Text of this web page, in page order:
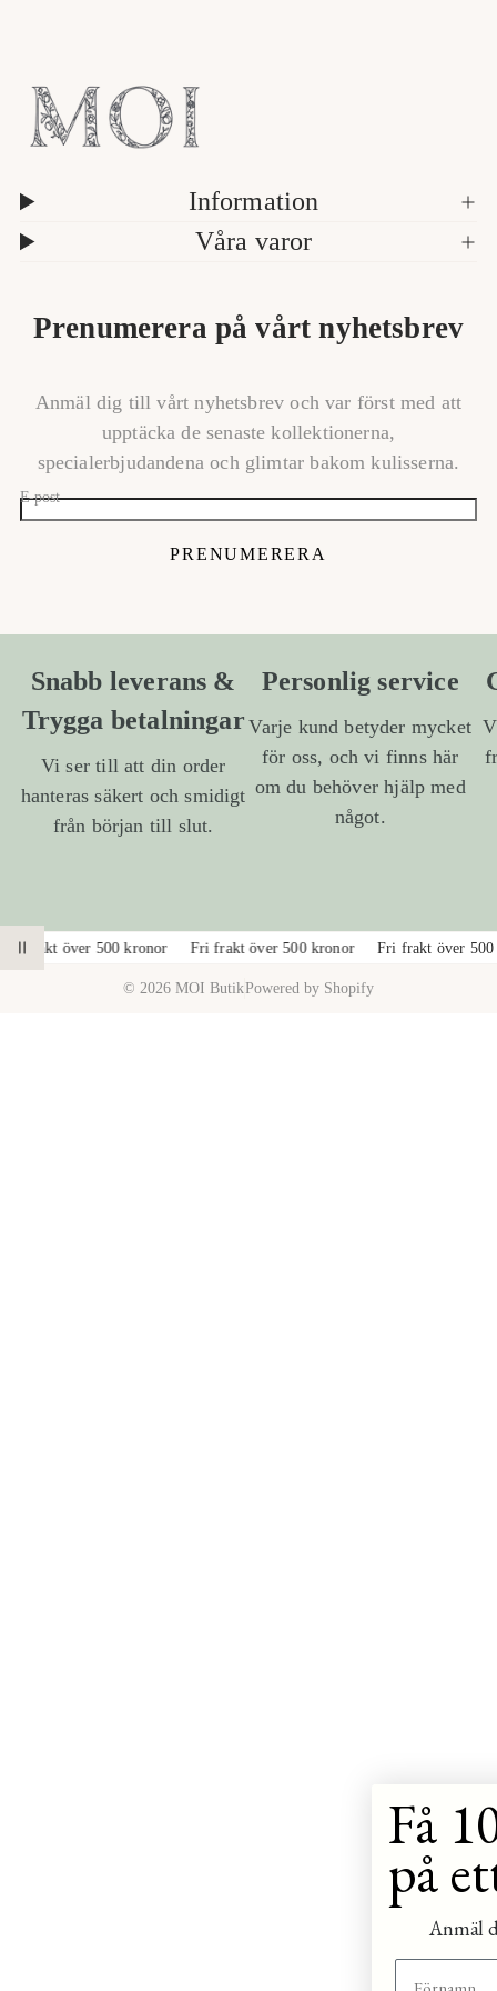
Information
Våra varor
Prenumerera på vårt nyhetsbrev
Anmäl dig till vårt nyhetsbrev och var först med att
upptäcka de senaste kollektionerna,
specialerbjudandena och glimtar bakom kulisserna.
E-post
PRENUMERERA
Snabb leverans &
Trygga betalningar
Vi ser till att din order
hanteras säkert och smidigt
från början till slut.
Personlig service
Varje kund betyder mycket
för oss, och vi finns här
om du behöver hjälp med
något.
a2
PAUSA ANIMATION
Fri frakt över 500 kronor Fri frakt över 500 kronor Fri frakt över 500
© 2026 MOI ButikPowered by Shopify
Få
på
Anmäl